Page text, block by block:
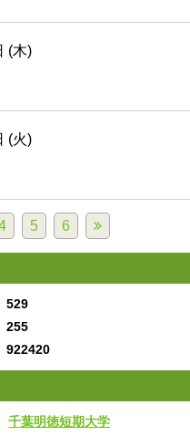
(木)
(火)
5 6
529
255
922420
千葉明徳短期大学